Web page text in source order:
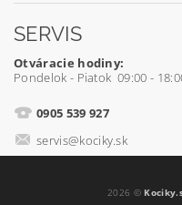
SERVIS
Otváracie hodiny:
Pondelok - Piatok 09:00 -
0905 539 927
servis@kociky.sk
2026 ©